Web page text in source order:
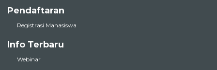
Pendaftaran
Registrasi Mahasiswa
Info Terbaru
Webinar